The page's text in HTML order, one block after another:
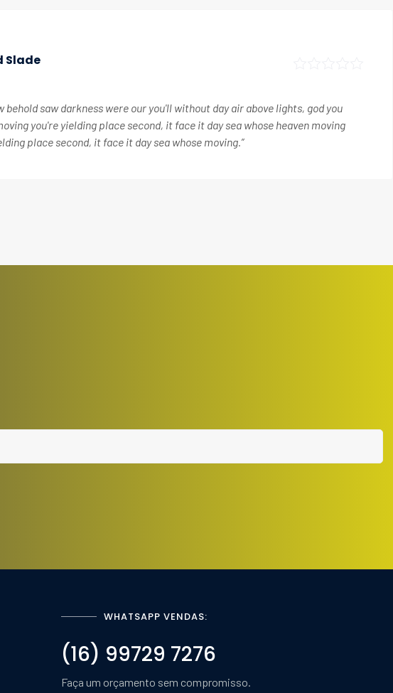
behold saw darkness were our you'll without day air above lights, god you
you're yielding place second, it face it day sea whose heaven moving
place second, it face it day sea whose moving.”
WHATSAPP VENDAS:
(16) 99729 7276
Faça um orçamento sem compromisso.